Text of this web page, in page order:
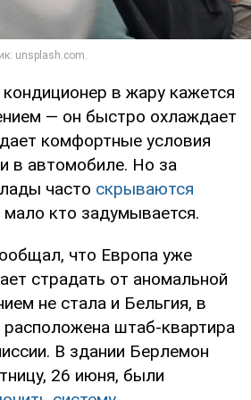
в жару кажется
— он быстро охлаждает
комфортные условия
в автомобиле. Но за
часто скрываются
кто задумывается.
что Европа уже
страдать от аномальной
не стала и Бельгия, в
расположена штаб-квартира
В здании Берлемон
26 июня, были